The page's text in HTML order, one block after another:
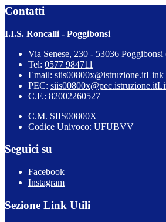
Contatti
I.I.S. Roncalli - Poggibonsi
Via Senese, 230 - 53036 Poggibonsi
Tel: 0577 984711
Email: siis00800x@istruzione.itLink
PEC: siis00800x@pec.istruzione.it
C.F.: 82002260527
C.M. SIIS00800X
Codice Univoco: UFUBVV
Seguici su
Facebook
Instagram
Sezione Link Utili